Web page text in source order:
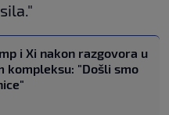
i Xi nakon razgovora u
kompleksu: "Došli smo